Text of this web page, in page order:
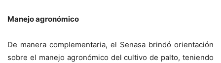
Manejo agronómico
De manera complementaria, el Senasa brindó orientación
sobre el manejo agronómico del cultivo de palto, teniendo